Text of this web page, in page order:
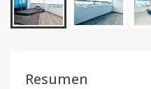
Resumen